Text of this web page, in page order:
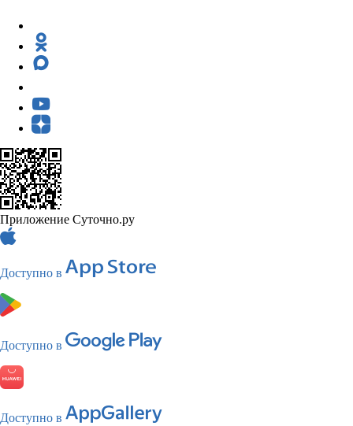
Приложение Суточно.ру
Доступно в
Доступно в
Доступно в